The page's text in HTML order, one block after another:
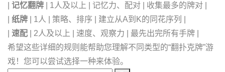
记忆翻牌 | 1人及以上 | 记忆力、配对 | 收集最多的牌对 |
纸牌 | 1人 | 策略、排序 | 建立从A到K的同花序列 |
速配 | 2人及以上 | 速度、观察力 | 最先出完所有手牌 |
希望这些详细的规则能帮助您理解不同类型的“翻扑克牌”游
戏！您可以尝试选择一种来体验。